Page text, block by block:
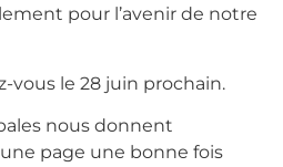
pour l’avenir de notre
vous le 28 juin prochain.
nous donnent
une page une bonne fois